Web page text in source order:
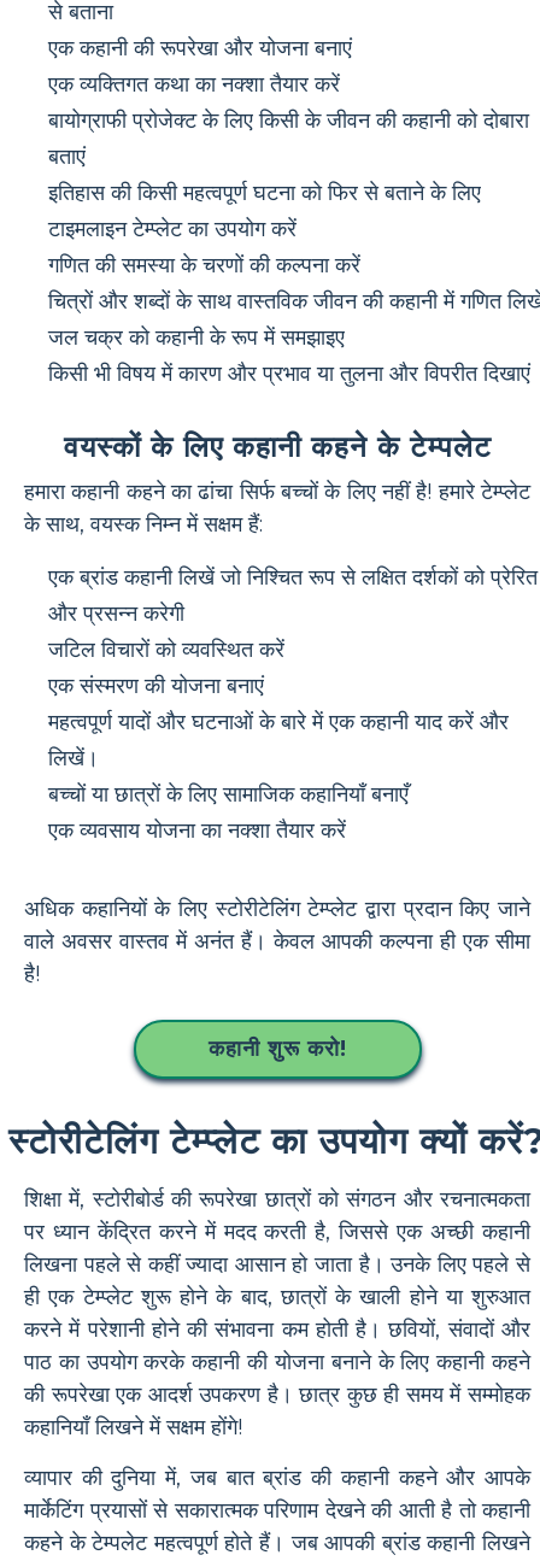
से बताना
एक कहानी की रूपरेखा और योजना बनाएं
एक व्यक्तिगत कथा का नक्शा तैयार करें
बायोग्राफी प्रोजेक्ट के लिए किसी के जीवन की कहानी को दोबारा
बताएं
इतिहास की किसी महत्वपूर्ण घटना को फिर से बताने के लिए
टाइमलाइन टेम्प्लेट का उपयोग करें
गणित की समस्या के चरणों की कल्पना करें
चित्रों और शब्दों के साथ वास्तविक जीवन की कहानी में गणित
जल चक्र को कहानी के रूप में समझाइए
किसी भी विषय में कारण और प्रभाव या तुलना और विपरीत दिखाएं
वयस्कों के लिए कहानी कहने के टेम्पलेट
हमारा कहानी कहने का ढांचा सिर्फ बच्चों के लिए नहीं है! हमारे टेम्प्लेट
के साथ, वयस्क निम्न में सक्षम हैं:
एक ब्रांड कहानी लिखें जो निश्चित रूप से लक्षित दर्शकों को प्रेरित
और प्रसन्न करेगी
जटिल विचारों को व्यवस्थित करें
एक संस्मरण की योजना बनाएं
महत्वपूर्ण यादों और घटनाओं के बारे में एक कहानी याद करें और
लिखें।
बच्चों या छात्रों के लिए सामाजिक कहानियाँ बनाएँ
एक व्यवसाय योजना का नक्शा तैयार करें
अधिक कहानियों के लिए स्टोरीटेलिंग टेम्प्लेट द्वारा प्रदान किए जाने
वाले अवसर वास्तव में अनंत हैं। केवल आपकी कल्पना ही एक सीमा
है!
कहानी शुरू करो!
स्टोरीटेलिंग टेम्प्लेट का उपयोग क्यों
शिक्षा में, स्टोरीबोर्ड की रूपरेखा छात्रों को संगठन और रचनात्मकता
पर ध्यान केंद्रित करने में मदद करती है, जिससे एक अच्छी कहानी
लिखना पहले से कहीं ज्यादा आसान हो जाता है। उनके लिए पहले से
ही एक टेम्प्लेट शुरू होने के बाद, छात्रों के खाली होने या शुरुआत
करने में परेशानी होने की संभावना कम होती है। छवियों, संवादों और
पाठ का उपयोग करके कहानी की योजना बनाने के लिए कहानी कहने
की रूपरेखा एक आदर्श उपकरण है। छात्र कुछ ही समय में सम्मोहक
कहानियाँ लिखने में सक्षम होंगे!
व्यापार की दुनिया में, जब बात ब्रांड की कहानी कहने और आपके
मार्केटिंग प्रयासों से सकारात्मक परिणाम देखने की आती है तो कहानी
कहने के टेम्पलेट महत्वपूर्ण होते हैं। जब आपकी ब्रांड कहानी लिखने